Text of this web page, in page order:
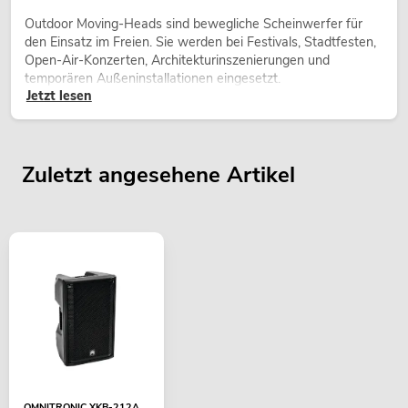
Outdoor Moving-Heads sind bewegliche Scheinwerfer für
den Einsatz im Freien. Sie werden bei Festivals, Stadtfesten,
Open-Air-Konzerten, Architekturinszenierungen und
temporären Außeninstallationen eingesetzt.
Jetzt lesen
Zuletzt angesehene Artikel